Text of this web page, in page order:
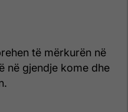
të mërkurën në
në gjendje kome dhe